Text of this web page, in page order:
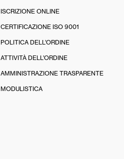
ISCRIZIONE ONLINE
CERTIFICAZIONE ISO 9001
POLITICA DELL’ORDINE
ATTIVITÀ DELL’ORDINE
AMMINISTRAZIONE TRASPARENTE
MODULISTICA